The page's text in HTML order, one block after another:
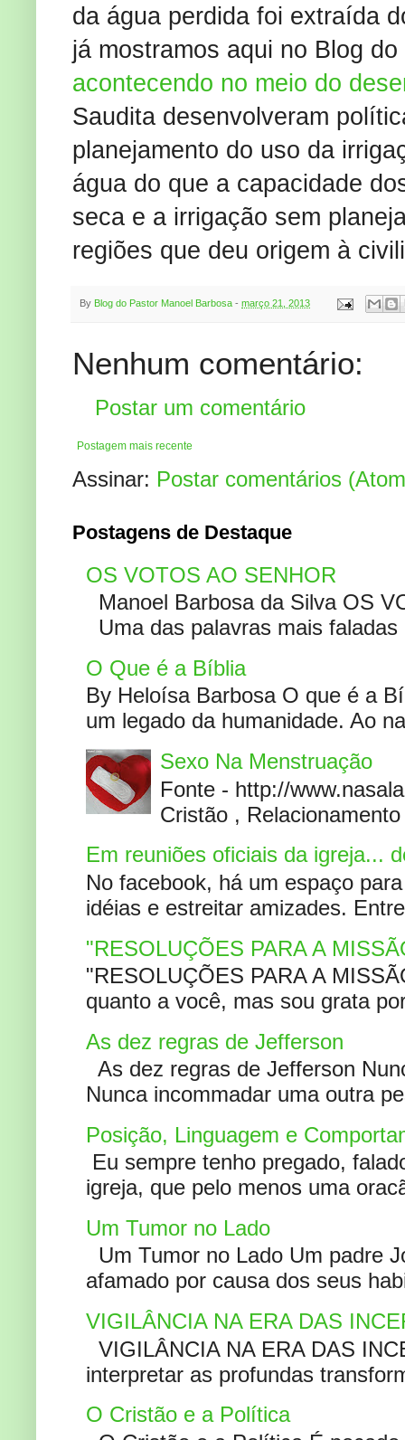
da água perdida foi extraída
já mostramos aqui no Blog
acontecendo no meio do
Saudita desenvolveram
planejamento do uso da
água do que a capacidade
seca e a irrigação sem
regiões que deu origem à
By Blog do Pastor Manoel Barbosa - março 21, 2013
Nenhum comentário:
Postar um comentário
Postagem mais recente
Assinar: Postar comentários
Postagens de Destaque
OS VOTOS AO SENHOR
Manoel Barbosa da Silva OS
Uma das palavras mais
O Que é a Bíblia
By Heloísa Barbosa O que é a
um legado da humanidade. Ao
Sexo Na Menstruação
Fonte - http://
Cristão ,
Em reuniões oficiais da igreja...
No facebook, há um espaço
idéias e estreitar amizades.
"RESOLUÇÕES PARA A
"RESOLUÇÕES PARA A
quanto a você, mas sou grata
As dez regras de Jefferson
As dez regras de Jefferson
Nunca incommadar uma outra
Posição, Linguagem e
Eu sempre tenho pregado,
igreja, que pelo menos uma
Um Tumor no Lado
Um Tumor no Lado Um padre
afamado por causa dos seus
VIGILÂNCIA NA ERA DAS
VIGILÂNCIA NA ERA DAS
interpretar as profundas
O Cristão e a Política